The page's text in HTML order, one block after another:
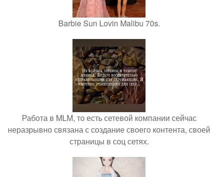
Barbie Sun Lovin Malibu 70s.
Работа в MLM, то есть сетевой компании сейчас
неразрывно связана с создание своего контента, своей
страницы в соц сетях.